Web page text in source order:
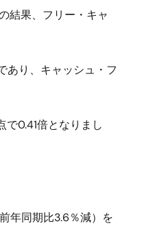
結果、フリー・キャ
あり、キャッシュ・フ
0.41倍となりまし
年同期比3.6％減）を